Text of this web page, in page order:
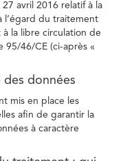
avril 2016 relatif à la
l’égard du traitement
la libre circulation de
95/46/CE (ci-après «
données
mis en place les
afin de garantir la
à caractère